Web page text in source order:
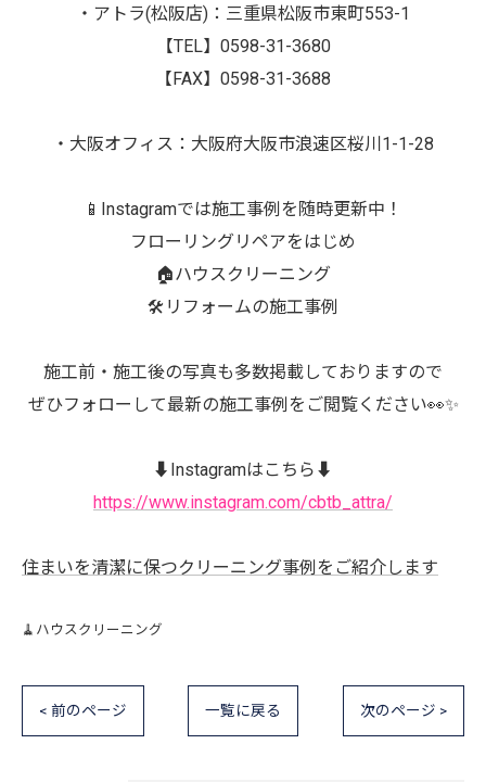
・アトラ(松阪店)：三重県松阪市東町553-1
【TEL】0598-31-3680
【FAX】0598-31-3688
・大阪オフィス：大阪府大阪市浪速区桜川1-1-28
📱Instagramでは施工事例を随時更新中！
フローリングリペアをはじめ
🏠ハウスクリーニング
🛠️リフォームの施工事例
施工前・施工後の写真も多数掲載しておりますので
ぜひフォローして最新の施工事例をご閲覧ください👀✨
⬇️Instagramはこちら⬇️
https://www.instagram.com/cbtb_attra/
住まいを清潔に保つクリーニング事例をご紹介します
🧹ハウスクリーニング
< 前のページ 一覧に戻る 次のページ >